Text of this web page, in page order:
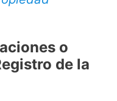
o
de la